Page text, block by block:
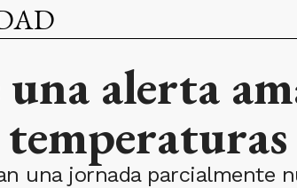
alerta
una jornada parcialmente